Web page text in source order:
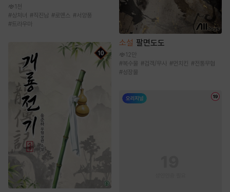
1천
#상처녀 #직진남 #로맨스 #서양풍
#트라우마
소설 팔면도도
12만
#복수물 #검객/무사 #먼치킨 #전통무협
#성장물